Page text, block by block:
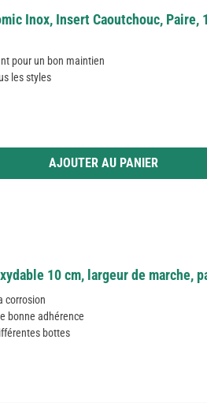
Inox, Insert Caoutchouc, Paire,
pour un bon maintien
les styles
souhaitée ou utilisez les boutons pour
AJOUTER AU PANIER
10 cm, largeur de marche,
corrosion
bonne adhérence
bottes